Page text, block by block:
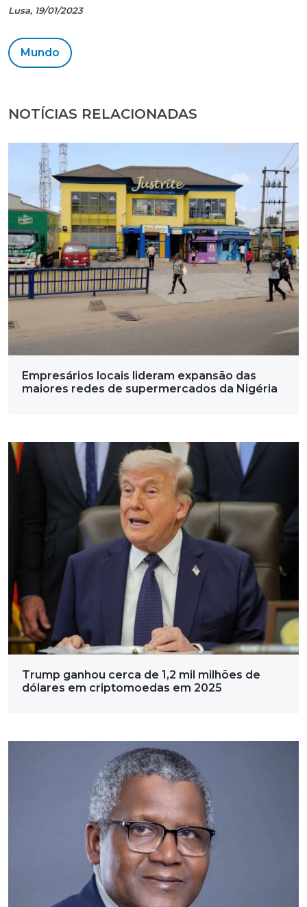
Lusa, 19/01/2023
Mundo
NOTÍCIAS RELACIONADAS
Empresários locais lideram expansão das
maiores redes de supermercados da Nigéria
Trump ganhou cerca de 1,2 mil milhões de
dólares em criptomoedas em 2025